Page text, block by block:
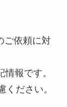
ご依頼に対
報です。
ださい。